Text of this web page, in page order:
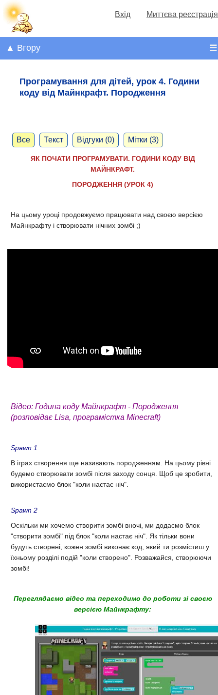
Вхід Миттєва реєстрація
☰
▲ Вгору
Програмування для дітей, урок 4. Години
коду від Майнкрафт. Породження
Все Текст Відгуки (0) Мітки (3)
ЯК ПОЧАТИ ПРОГРАМУВАТИ. ГОДИНИ КОДУ ВІД
МАЙНКРАФТ.
ПОРОДЖЕННЯ (УРОК 4)
На цьому уроці продовжуємо працювати над своєю версією
Майнкрафту і створювати нічних зомбі ;)
Відео: Година коду Майнкрафт - Породження
(розповідає Lisa, програмістка Minecraft)
Spawn 1
В іграх створення ще називають породженням. На цьому рівні
будемо створювати зомбі після заходу сонця. Щоб це зробити,
використаємо блок "коли настає ніч".
Spawn 2
Оскільки ми хочемо створити зомбі вночі, ми додаємо блок
"створити зомбі" під блок "коли настає ніч". Як тільки вони
будуть створені, кожен зомбі виконає код, який ти розмістиш у
їхньому розділі подій "коли створено". Розважайся, створюючи
зомбі!
Переглядаємо відео та переходимо до роботи зі своєю
версією Майнкрафту: